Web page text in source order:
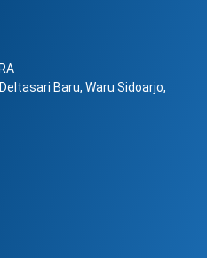
Baru, Waru Sidoarjo,